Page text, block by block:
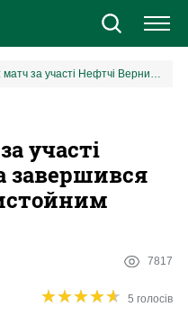
Розгром 6:0: матч за участі Нефтчі Вернидуба завершився погромом з непристойним рахунком
участі
завершився
7817
★★★★★
★★★★★ 5 голосів